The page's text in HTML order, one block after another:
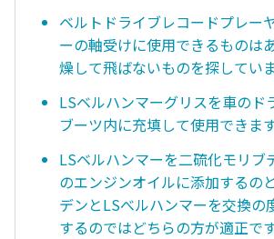
ベルトドライブレコードプレー
ーの軸受けに使用できるものは
燥して飛ばないものを探していま
LSベルハンマーグリスを車のド
ブーツ内に充填して使用できま
LSベルハンマーを二硫化モリブ
のエンジンオイルに添加するの
デンとLSべルハンマーを交換の
するのではどちらの方が適正で